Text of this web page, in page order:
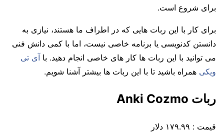
برای شروع است.
برای کار با این ربات هایی که در اطراف ما هستند، نیازی به
دانستن کدنویسی یا برنامه خاصی نیست، اما با کمی دانش فنی
می توانید با این ربات ها کار های خاصی انجام دهید. با آی تی
ویکی همراه باشید تا با این ربات ها بیشتر آشنا شویم.
ربات Anki Cozmo
قیمت : ۱۷۹.۹۹ دلار